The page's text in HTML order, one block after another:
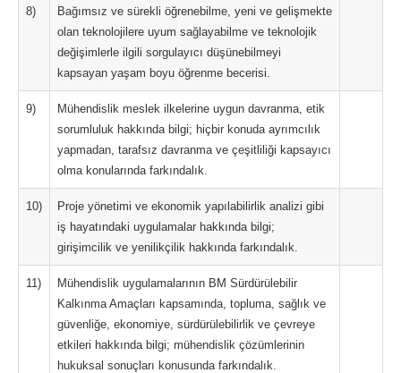
8)
Bağımsız ve sürekli öğrenebilme, yeni ve gelişmekte
olan teknolojilere uyum sağlayabilme ve teknolojik
değişimlerle ilgili sorgulayıcı düşünebilmeyi
kapsayan yaşam boyu öğrenme becerisi.
9)
Mühendislik meslek ilkelerine uygun davranma, etik
sorumluluk hakkında bilgi; hiçbir konuda ayrımcılık
yapmadan, tarafsız davranma ve çeşitliliği kapsayıcı
olma konularında farkındalık.
10)
Proje yönetimi ve ekonomik yapılabilirlik analizi gibi
iş hayatındaki uygulamalar hakkında bilgi;
girişimcilik ve yenilikçilik hakkında farkındalık.
11)
Mühendislik uygulamalarının BM Sürdürülebilir
Kalkınma Amaçları kapsamında, topluma, sağlık ve
güvenliğe, ekonomiye, sürdürülebilirlik ve çevreye
etkileri hakkında bilgi; mühendislik çözümlerinin
hukuksal sonuçları konusunda farkındalık.